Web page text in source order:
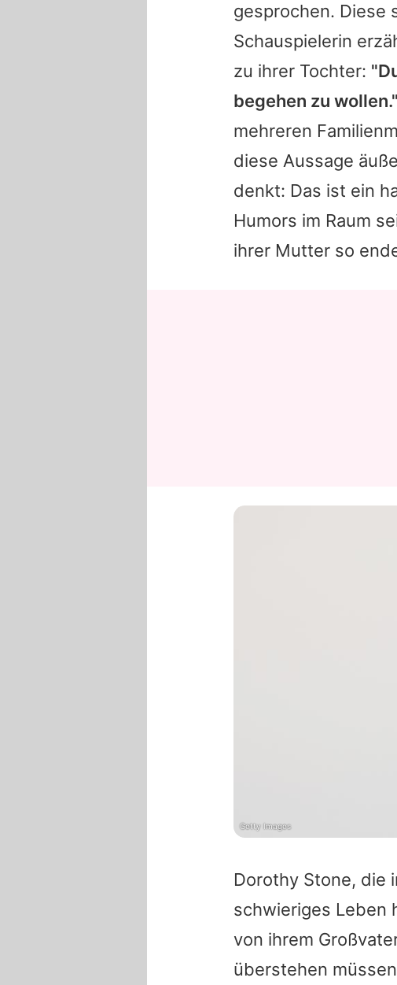
gesprochen. Diese
Schauspielerin
zu ihrer Tochter:
begehen zu wollen."
mehreren
diese Aussage
denkt: Das ist ein
Humors im Raum
ihrer Mutter so
Dorothy Stone, die
schwieriges Leben
von ihrem
überstehen
Getty Images